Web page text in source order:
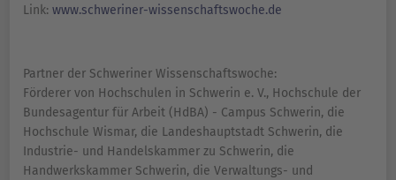
Link: www.schweriner-wissenschaftswoche.de
Partner der Schweriner Wissenschaftswoche:
Förderer von Hochschulen in Schwerin e. V., Hochschule der
Bundesagentur für Arbeit (HdBA) - Campus Schwerin, die
Hochschule Wismar, die Landeshauptstadt Schwerin, die
Industrie- und Handelskammer zu Schwerin, die
Handwerkskammer Schwerin, die Verwaltungs- und